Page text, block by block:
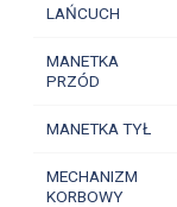
LAŃCUCH
MANETKA
PRZÓD
MANETKA TYŁ
MECHANIZM
KORBOWY